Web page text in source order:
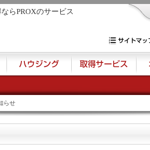
らPROXのサービス
らせ